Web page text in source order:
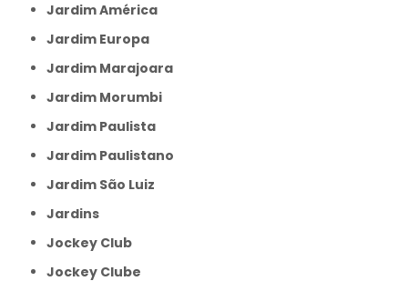
Jardim América
Jardim Europa
Jardim Marajoara
Jardim Morumbi
Jardim Paulista
Jardim Paulistano
Jardim São Luiz
Jardins
Jockey Club
Jockey Clube